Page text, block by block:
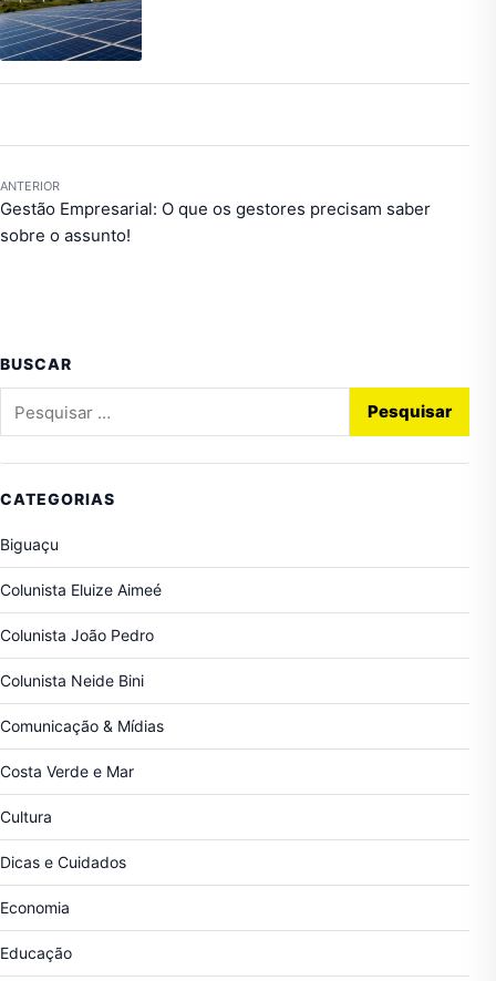
ANTERIOR
Gestão Empresarial: O que os gestores precisam saber
sobre o assunto!
BUSCAR
CATEGORIAS
Biguaçu
Colunista Eluize Aimeé
Colunista João Pedro
Colunista Neide Bini
Comunicação & Mídias
Costa Verde e Mar
Cultura
Dicas e Cuidados
Economia
Educação